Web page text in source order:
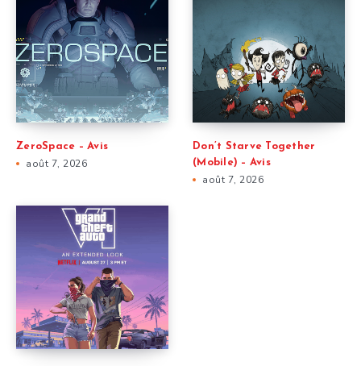
ZeroSpace – Avis
août 7, 2026
Don’t Starve Together
(Mobile) – Avis
août 7, 2026